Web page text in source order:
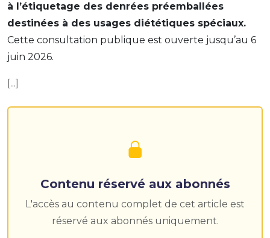
à l’étiquetage des denrées préemballées
destinées à des usages diététiques spéciaux.
Cette consultation publique est ouverte jusqu’au 6
juin 2026.
[...]
Contenu réservé aux abonnés
L'accès au contenu complet de cet article est
réservé aux abonnés uniquement.